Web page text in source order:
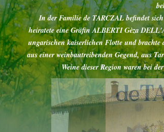
In der Familie de TARCZAL befindet
heiratete eine Gräfin ALBERTI Gèza
ungarischen kaiserlichen Flotte und
aus einer weinbautreibenden Gegend, aus
Weine dieser Region waren bei